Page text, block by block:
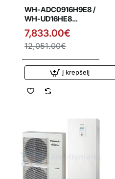
WH-ADC0916H9E8 /
WH-UD16HE8
Panasonic 16.0 kW
oras-vanduo šilumos
siurblys su
talpa 3 f
7,833.00€
12,051.00€
Į krepšelį